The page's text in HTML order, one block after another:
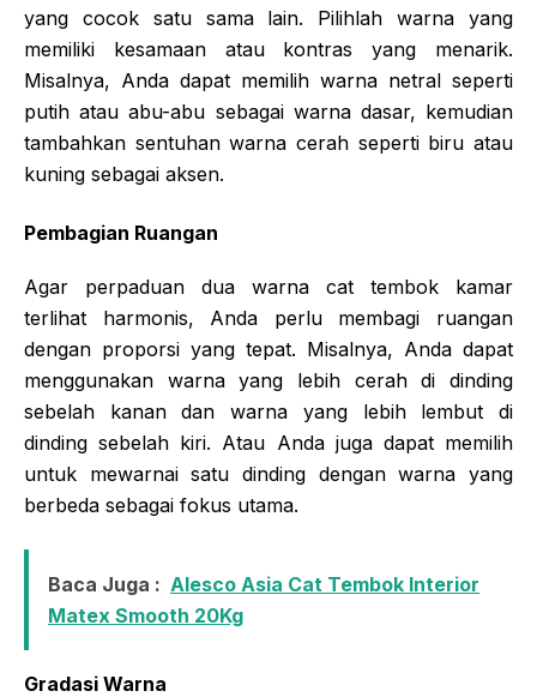
yang cocok satu sama lain. Pilihlah warna yang
memiliki kesamaan atau kontras yang menarik.
Misalnya, Anda dapat memilih warna netral seperti
putih atau abu-abu sebagai warna dasar, kemudian
tambahkan sentuhan warna cerah seperti biru atau
kuning sebagai aksen.
Pembagian Ruangan
Agar perpaduan dua warna cat tembok kamar
terlihat harmonis, Anda perlu membagi ruangan
dengan proporsi yang tepat. Misalnya, Anda dapat
menggunakan warna yang lebih cerah di dinding
sebelah kanan dan warna yang lebih lembut di
dinding sebelah kiri. Atau Anda juga dapat memilih
untuk mewarnai satu dinding dengan warna yang
berbeda sebagai fokus utama.
Baca Juga : Alesco Asia Cat Tembok Interior
Matex Smooth 20Kg
Gradasi Warna